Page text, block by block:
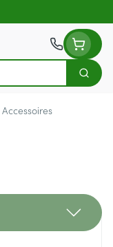
Zoek
Accessoires